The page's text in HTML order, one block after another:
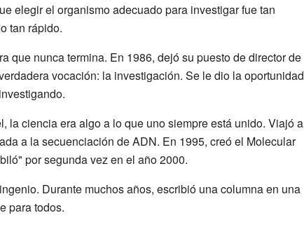
elegir el organismo adecuado para investigar fue tan
tan rápido.
que nunca termina. En 1986, dejó su puesto de director de
vocación: la investigación. Se le dio la oportunidad
la ciencia era algo a lo que uno siempre está unido. Viajó a
a la secuenciación de ADN. En 1995, creó el Molecular
por segunda vez en el año 2000.
Durante muchos años, escribió una columna en una
para todos.